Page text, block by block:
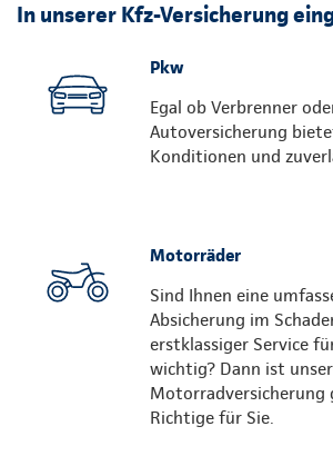
In unserer Kfz-Versicherung
Pkw
Egal ob Verbrenner
Autoversicherung
Konditionen und
Motorräder
Sind Ihnen eine
Absicherung im
erstklassiger Service
wichtig? Dann ist
Motorradversicherung
Richtige für Sie.